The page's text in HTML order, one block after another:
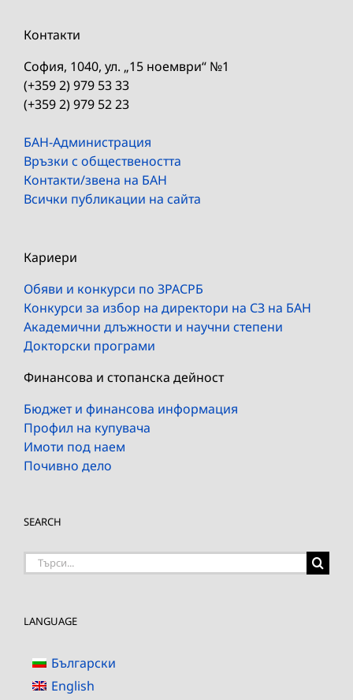
Контакти
София, 1040, ул. „15 ноември“ №1
(+359 2) 979 53 33
(+359 2) 979 52 23
БАН-Администрация
Връзки с обществеността
Контакти/звена на БАН
Всички публикации на сайта
Кариери
Обяви и конкурси по ЗРАСРБ
Конкурси за избор на директори на СЗ на БАН
Академични длъжности и научни степени
Докторски програми
Финансова и стопанска дейност
Бюджет и финансова информация
Профил на купувача
Имоти под наем
Почивно дело
SEARCH
Търсене
LANGUAGE
Български
English